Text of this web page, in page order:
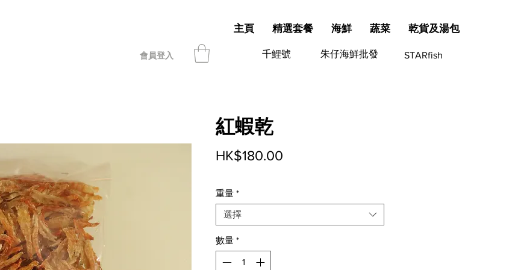
主頁 精選套餐 海鮮 蔬菜 乾貨及湯包
會員登入 千鯉號 朱仔海鮮批發 STARfish
紅蝦乾
HK$180.00
重量 *
選擇
數量 *